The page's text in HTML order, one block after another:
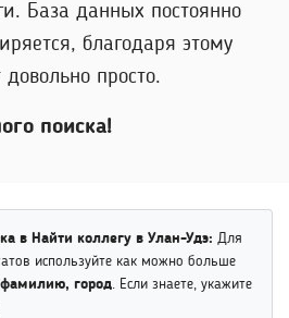
База данных постоянно
благодаря этому
довольно просто.
поиска!
в Найти коллегу в Улан-Удэ: Для
используйте как можно больше
город. Если знаете, укажите